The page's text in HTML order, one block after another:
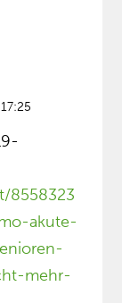
8558323
akute-
mehr-